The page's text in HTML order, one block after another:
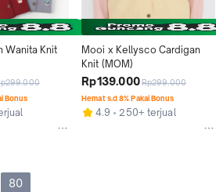
Wanita Knit
Bonus
Mooi x Kellysco Cardigan
Knit (MOM)
Rp139.000Rp299.000
Hemat s.d 8% Pakai Bonus
4.9 250+ terjual
80